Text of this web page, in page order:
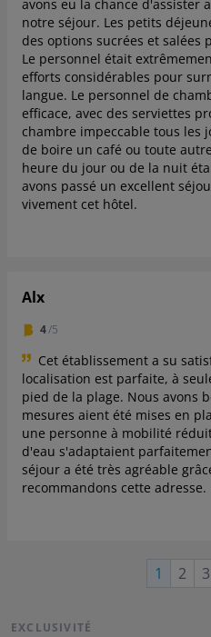
avons eu la chance d'assister
notre séjour. Les petits
des options sucrées et salées
Le personnel était
efforts considérables pour
langue. Le personnel de
efficace, avec des serviettes
chambre impeccable tous les
de boire un café ou toute
heure du jour ou de la nuit
avons passé un excellent
vivement cet hôtel.
Alx
4/5
Cet établissement a su
localisation est parfaite, à
pied de la plage. Nous avons
mesures aient été mises en
une personne à mobilité
d'eau s'adaptaient
séjour a été très agréable
recommandons cette adresse.
Page
1 Page
2 3
EXCLUSIVITÉ